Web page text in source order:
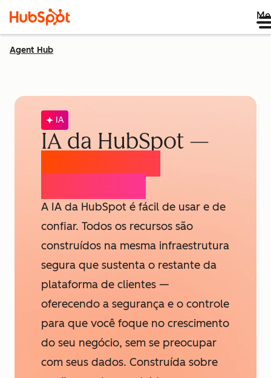
Agent Hub
IA
IA da HubSpot —
A IA da HubSpot é fácil de usar e de
confiar. Todos os recursos são
construídos na mesma infraestrutura
segura que sustenta o restante da
plataforma de clientes —
oferecendo a segurança e o controle
para que você foque no crescimento
do seu negócio, sem se preocupar
com seus dados. Construída sobre